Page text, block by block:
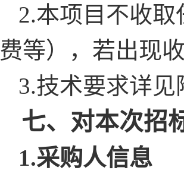
2.本项目不收
费等），若出现
3.技术要求详见
七、对本次招
1.采购人信息